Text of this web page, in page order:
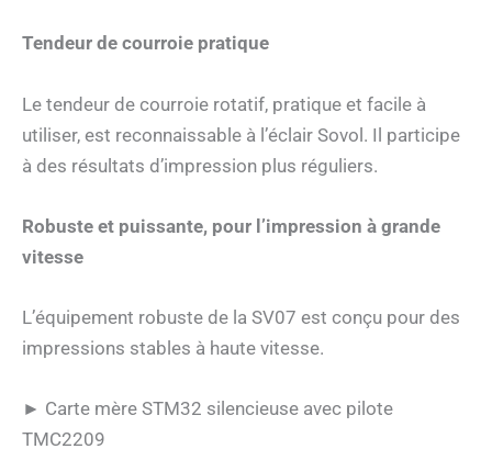
Tendeur de courroie pratique
Le tendeur de courroie rotatif, pratique et facile à
utiliser, est reconnaissable à l’éclair Sovol. Il participe
à des résultats d’impression plus réguliers.
Robuste et puissante, pour l’impression à grande
vitesse
L’équipement robuste de la SV07 est conçu pour des
impressions stables à haute vitesse.
► Carte mère STM32 silencieuse avec pilote
TMC2209